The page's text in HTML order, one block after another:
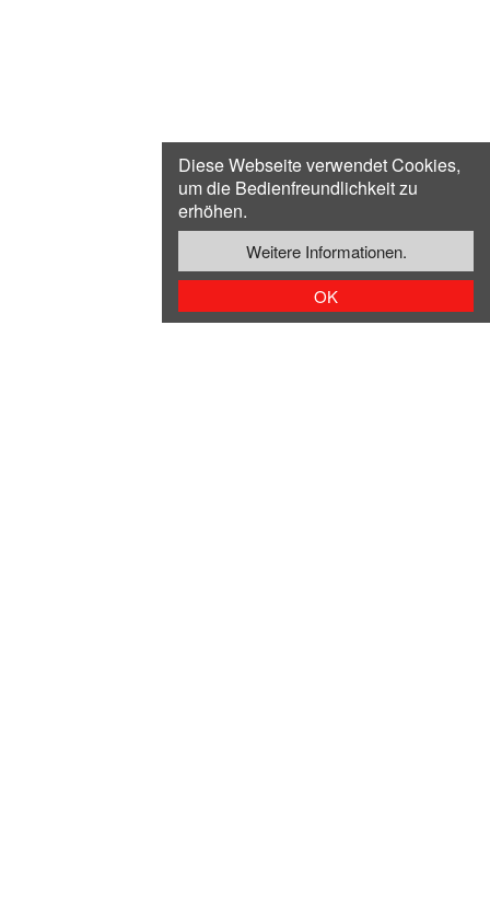
Diese Webseite verwendet Cookies,
um die Bedienfreundlichkeit zu
erhöhen.
Weitere Informationen.
OK
kommt.